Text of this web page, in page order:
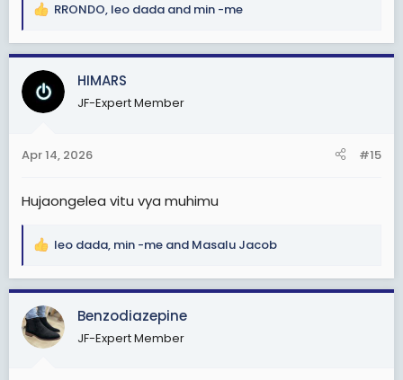
R
a
c
t
i
s
RRONDO, leo dada and min -me
HIMARS
JF-Expert Member
Apr 14, 2026 #15
Hujaongelea vitu vya muhimu
R
a
c
t
i
leo dada, min -me and Masalu Jacob
Benzodiazepine
JF-Expert Member